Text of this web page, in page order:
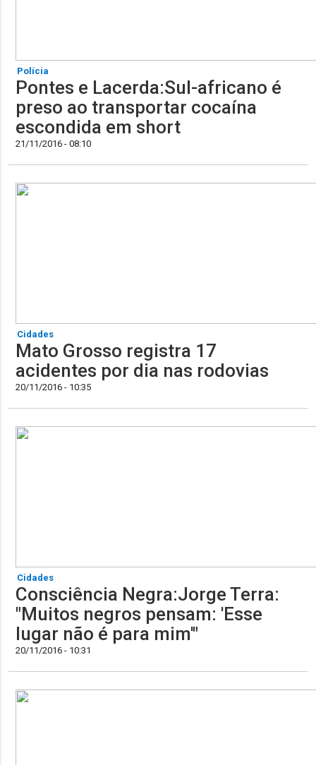
Polícia
Pontes e Lacerda:Sul-africano é
preso ao transportar cocaína
escondida em short
21/11/2016 - 08:10
Cidades
Mato Grosso registra 17
acidentes por dia nas rodovias
20/11/2016 - 10:35
Cidades
Consciência Negra:Jorge Terra:
"Muitos negros pensam: 'Esse
lugar não é para mim'"
20/11/2016 - 10:31